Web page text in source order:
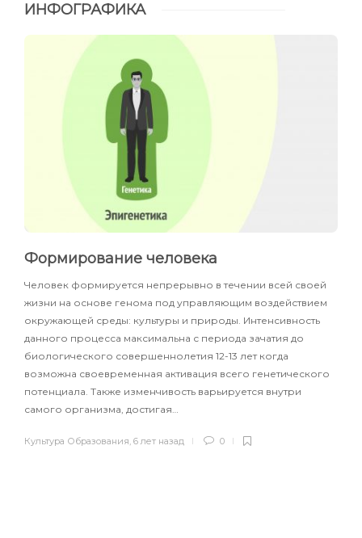
ИНФОГРАФИКА
Формирование человека
Человек формируется непрерывно в течении всей своей
жизни на основе генома под управляющим воздействием
окружающей среды: культуры и природы. Интенсивность
данного процесса максимальна с периода зачатия до
биологического совершеннолетия 12-13 лет когда
возможна своевременная активация всего генетического
потенциала. Также изменчивость варьируется внутри
самого организма, достигая…
Культура Образования, 6 лет назад 0